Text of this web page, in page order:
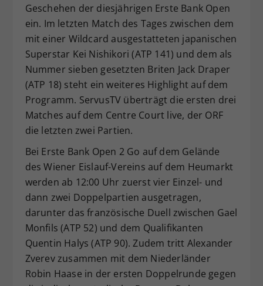
Geschehen der diesjährigen Erste Bank Open
ein. Im letzten Match des Tages zwischen dem
mit einer Wildcard ausgestatteten japanischen
Superstar Kei Nishikori (ATP 141) und dem als
Nummer sieben gesetzten Briten Jack Draper
(ATP 18) steht ein weiteres Highlight auf dem
Programm. ServusTV überträgt die ersten drei
Matches auf dem Centre Court live, der ORF
die letzten zwei Partien.
Bei Erste Bank Open 2 Go auf dem Gelände
des Wiener Eislauf-Vereins auf dem Heumarkt
werden ab 12:00 Uhr zuerst vier Einzel- und
dann zwei Doppelpartien ausgetragen,
darunter das französische Duell zwischen Gael
Monfils (ATP 52) und dem Qualifikanten
Quentin Halys (ATP 90). Zudem tritt Alexander
Zverev zusammen mit dem Niederländer
Robin Haase in der ersten Doppelrunde gegen